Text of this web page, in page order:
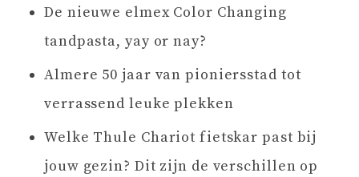
De nieuwe elmex Color Changing
tandpasta, yay or nay?
Almere 50 jaar van pioniersstad tot
verrassend leuke plekken
Welke Thule Chariot fietskar past bij
jouw gezin? Dit zijn de verschillen op